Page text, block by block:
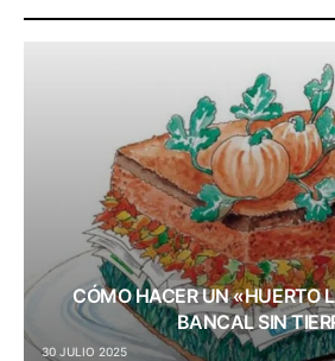
CÓMO HACER UN «HUERTO
BANCAL SIN
30 JULIO 2025